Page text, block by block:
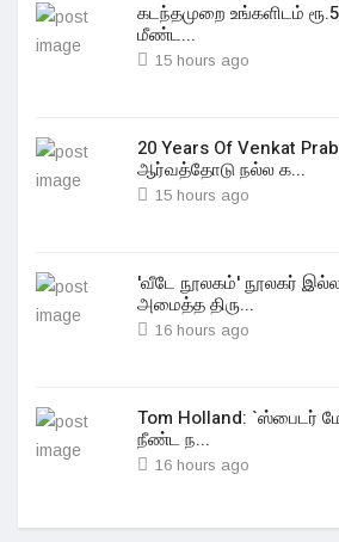
கடந்தமுறை உங்களிடம்
மீண்ட...
15 hours ago
20 Years Of Venkat
ஆர்வத்தோடு நல்ல க...
15 hours ago
'வீடே நூலகம்' நூலகர்
அமைத்த திரு...
16 hours ago
Tom Holland: `ஸ்பைடர்
நீண்ட ந...
16 hours ago